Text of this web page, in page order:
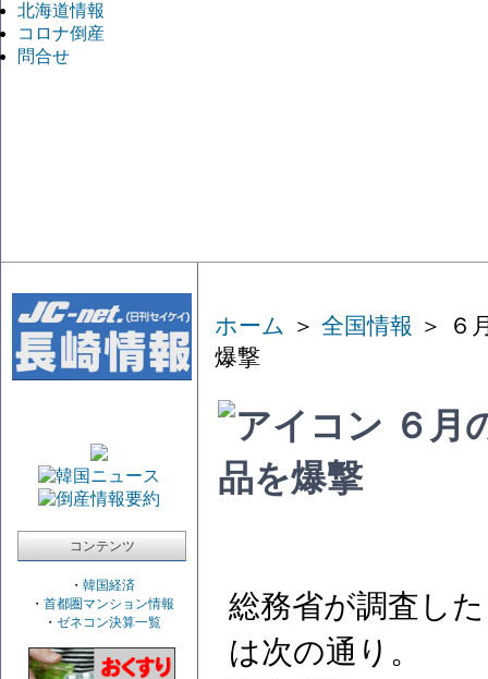
北海道情報
コロナ倒産
問合せ
コンテンツ
・ 韓国経済
・ 首都圏マンション情報
・ ゼネコン決算一覧
ホーム ＞ 全国情報 ＞ ６
爆撃
６月
品を爆撃
総務省が調査し
は次の通り。